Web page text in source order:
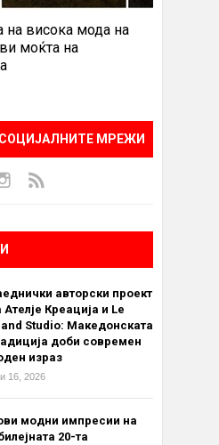
на висока мода на
моќта на
СОЦИЈАЛНИТЕ МРЕЖИ
авторски проект
Ателје Креација и Le
Studio: Македонската
доби современ
израз
16, 2026
модни импресии на
20-та